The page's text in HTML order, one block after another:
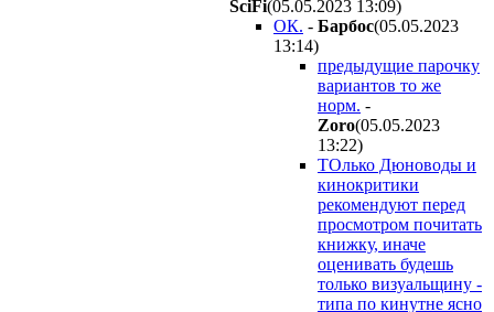
SciFi(05.05.2023 13:09)
ОК. - Бapбoc(05.05.2023
13:14)
предыдущие парочку
вариантов то же
норм. -
Zoro(05.05.2023
13:22)
ТОлько Дюноводы и
кинокритики
рекомендуют перед
просмотром почитать
книжку, иначе
оценивать будешь
только визуальщину -
типа по кинутне ясно